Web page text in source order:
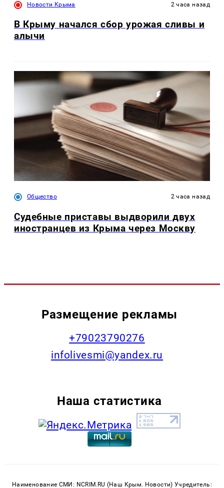
Новости Крыма 2 часа назад
В Крыму начался сбор урожая сливы и
алычи
Общество 2 часа назад
Судебные приставы выдворили двух
иностранцев из Крыма через Москву
Размещение рекламы
+79023790276
infolivesmi@yandex.ru
Наша статистика
Наименование СМИ: NCRIM.RU (Наш Крым. Новости) Учредитель: